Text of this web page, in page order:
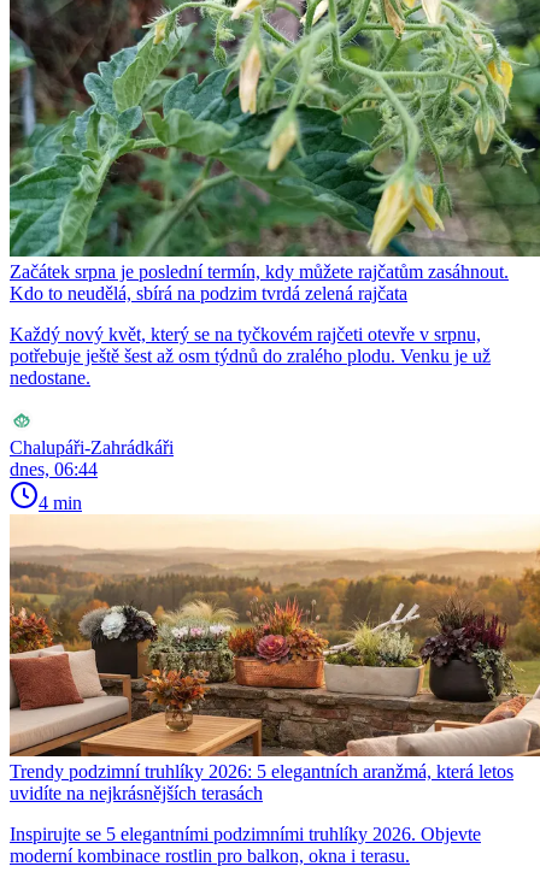
Začátek srpna je poslední termín, kdy můžete rajčatům zasáhnout.
Kdo to neudělá, sbírá na podzim tvrdá zelená rajčata
Každý nový květ, který se na tyčkovém rajčeti otevře v srpnu,
potřebuje ještě šest až osm týdnů do zralého plodu. Venku je už
nedostane.
Chalupáři-Zahrádkáři
dnes, 06:44
4 min
Trendy podzimní truhlíky 2026: 5 elegantních aranžmá, která letos
uvidíte na nejkrásnějších terasách
Inspirujte se 5 elegantními podzimními truhlíky 2026. Objevte
moderní kombinace rostlin pro balkon, okna i terasu.